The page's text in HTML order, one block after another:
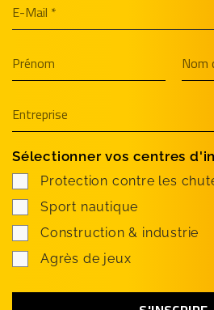
Sélectionner vos centres
Protection contre les
Sport nautique
Construction & industrie
Agrès de jeux